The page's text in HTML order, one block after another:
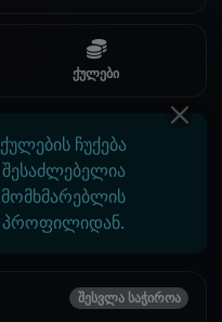
ქულები
ქულების ჩუქება
შესაძლებელია
მომხმარებლის
პროფილიდან.
შესვლა საჭიროა